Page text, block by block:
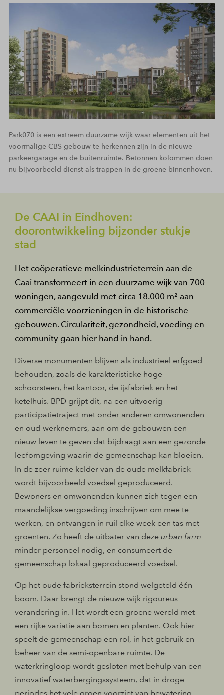
Park070 is een extreem duurzame wijk waar elementen uit het
voormalige CBS-gebouw te herkennen zijn in de nieuwe
parkeergarage en de buitenruimte. Betonnen kolommen doen
nu bijvoorbeeld dienst als trappen in de groene binnenhoven.
De CAAI in Eindhoven:
doorontwikkeling bijzonder stukje
stad
Het coöperatieve melkindustrieterrein aan de
Caai transformeert in een duurzame wijk van 700
woningen, aangevuld met circa 18.000 m² aan
commerciële voorzieningen in de historische
gebouwen. Circulariteit, gezondheid, voeding en
community gaan hier hand in hand.
Diverse monumenten blijven als industrieel erfgoed
behouden, zoals de karakteristieke hoge
schoorsteen, het kantoor, de ijsfabriek en het
ketelhuis. BPD grijpt dit, na een uitvoerig
participatietraject met onder anderen omwonenden
en oud-werknemers, aan om de gebouwen een
nieuw leven te geven dat bijdraagt aan een gezonde
leefomgeving waarin de gemeenschap kan bloeien.
In de zeer ruime kelder van de oude melkfabriek
wordt bijvoorbeeld voedsel geproduceerd.
Bewoners en omwonenden kunnen zich tegen een
maandelijkse vergoeding inschrijven om mee te
werken, en ontvangen in ruil elke week een tas met
groenten. Zo heeft de uitbater van deze urban farm
minder personeel nodig, en consumeert de
gemeenschap lokaal geproduceerd voedsel.
Op het oude fabrieksterrein stond welgeteld één
boom. Daar brengt de nieuwe wijk rigoureus
verandering in. Het wordt een groene wereld met
een rijke variatie aan bomen en planten. Ook hier
speelt de gemeenschap een rol, in het gebruik en
beheer van de semi-openbare ruimte. De
waterkringloop wordt gesloten met behulp van een
innovatief waterbergingssysteem, dat in droge
periodes het vele groen voorziet van bewatering.